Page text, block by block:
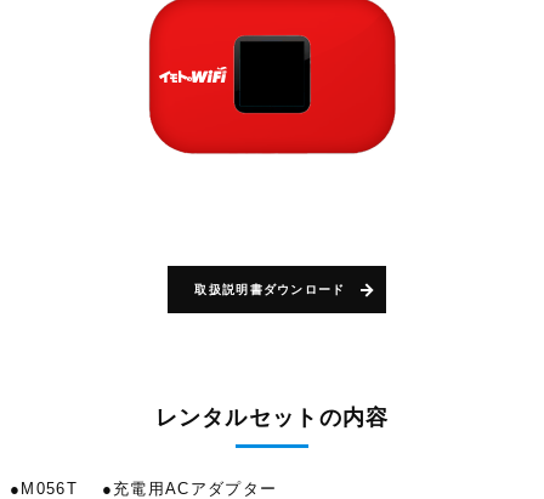
取扱説明書ダウンロード
レンタルセットの内容
●M056T
●充電用ACアダプター